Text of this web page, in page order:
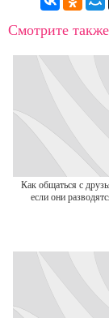
Смотрите
Как общаться с
если они